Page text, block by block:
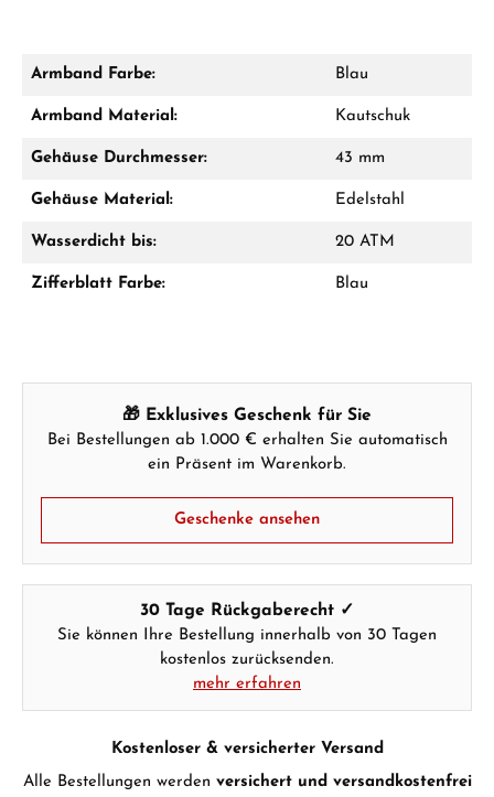
Ab 1.000 € Bestellwert erhalten Sie ein
Geschenk im Warenkorb.
GESCHENKE ANSEHEN
Hersteller- & Produktsicherheit
Armband Farbe: Blau
Armband Material: Kautschuk
Gehäuse Durchmesser: 43 mm
Gehäuse Material: Edelstahl
Wasserdicht bis: 20 ATM
Zifferblatt Farbe: Blau
🎁 Exklusives Geschenk für Sie
Bei Bestellungen ab 1.000 € erhalten Sie automatisch
ein Präsent im Warenkorb.
Geschenke ansehen
30 Tage Rückgaberecht ✓
Sie können Ihre Bestellung innerhalb von 30 Tagen
kostenlos zurücksenden.
mehr erfahren
Kostenloser & versicherter Versand
Alle Bestellungen werden versichert und versandkostenfrei